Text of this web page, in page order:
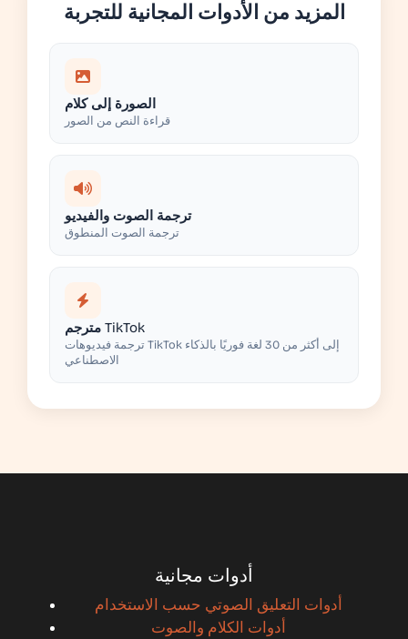
المزيد من الأدوات المجانية للتجربة
الصورة إلى كلام
قراءة النص من الصور
ترجمة الصوت والفيديو
ترجمة الصوت المنطوق
مترجم TikTok
ترجمة فيديوهات TikTok إلى أكثر من 30 لغة فوريًا بالذكاء
الاصطناعي
أدوات مجانية
أدوات التعليق الصوتي حسب الاستخدام
أدوات الكلام والصوت